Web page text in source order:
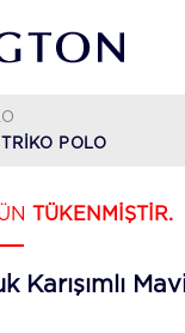
POLO
TÜKENMİŞTİR.
Karışımlı